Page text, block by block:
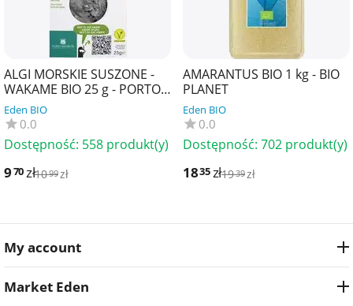
ALGI MORSKIE SUSZONE -
WAKAME BIO 25 g - PORTO
MUINOS
Eden BIO
0.0
Dostępność: 558 produkt(y)
970zł1099zł
AMARANTUS BIO 1 kg - BIO
PLANET
Eden BIO
0.0
Dostępność: 702 produkt(y)
1835zł1939zł
My account
Market Eden